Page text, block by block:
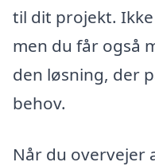
til dit projekt.
men du får også
den løsning, der
behov.
Når du overvejer